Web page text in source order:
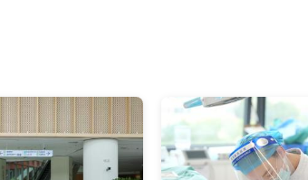
【公示】云南省妇幼保健院关于第二批特需病房等
云南省妇幼保健院 2026 年面向社会公开招聘就 业